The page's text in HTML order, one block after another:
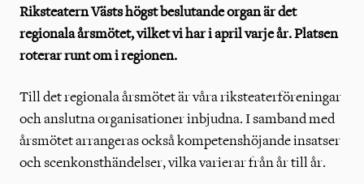
Riksteatern Västs högst beslutande organ är det
regionala årsmötet, vilket vi har i april varje år. Platsen
roterar runt om i regionen.
Till det regionala årsmötet är våra riksteaterföreningar
och anslutna organisationer inbjudna. I samband med
årsmötet arrangeras också kompetenshöjande insatser
och scenkonsthändelser, vilka varierar från år till år.